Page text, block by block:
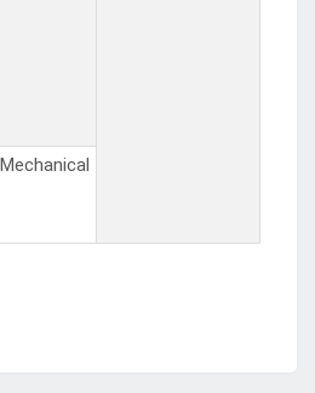
Mechanical